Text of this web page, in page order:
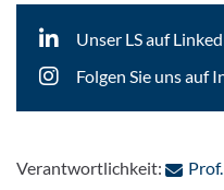
Unser LS auf
Folgen Sie uns auf
Verantwortlichkeit: